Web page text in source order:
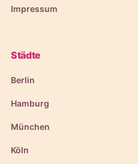
Impressum
Städte
Berlin
Hamburg
München
Köln